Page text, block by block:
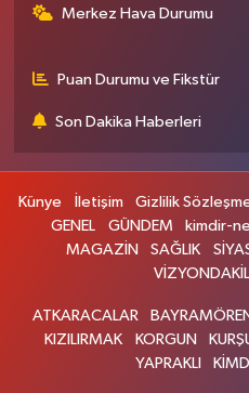
Merkez Hava Durumu
Puan Durumu ve Fikstür
Son Dakika Haberleri
Künye İletişim Gizlilik
GENEL
GÜNDEM kimdir-
MAGAZİN
SAĞLIK
ATKARACALAR
KIZILIRMAK
KORGUN
YAPRAKLI